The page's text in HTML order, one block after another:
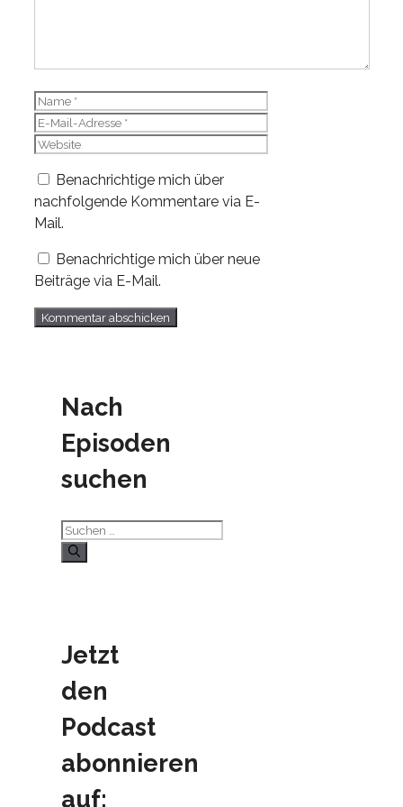
Name
E-
Mail-
Website
Benachrichtige mich über
nachfolgende Kommentare via E-
Mail.
Benachrichtige mich über neue
Beiträge via E-Mail.
Nach
Episoden
suchen
Suchen
nach:
Jetzt
den
Podcast
abonnieren
auf: